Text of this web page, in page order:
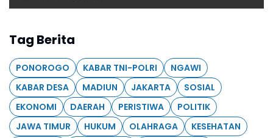
Tag Berita
PONOROGO KABAR TNI-POLRI
NGAWI
KABAR DESA
MADIUN JAKARTA
SOSIAL
EKONOMI
DAERAH PERISTIWA
POLITIK
JAWA TIMUR
HUKUM OLAHRAGA
KESEHATAN